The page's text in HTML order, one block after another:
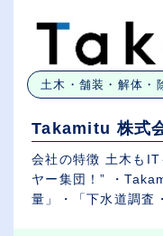
土木・舗装・解体・
Takamitu 株式
会社の特徴 土木も
ヤー集団！” ・
量」・「下水道調査